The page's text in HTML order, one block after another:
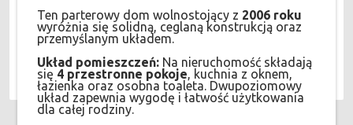
Ten parterowy dom wolnostojący z 2006 roku
wyróżnia się solidną, ceglaną konstrukcją oraz
przemyślanym układem.
Układ pomieszczeń: Na nieruchomość składają
się 4 przestronne pokoje, kuchnia z oknem,
łazienka oraz osobna toaleta. Dwupoziomowy
układ zapewnia wygodę i łatwość użytkowania
dla całej rodziny.